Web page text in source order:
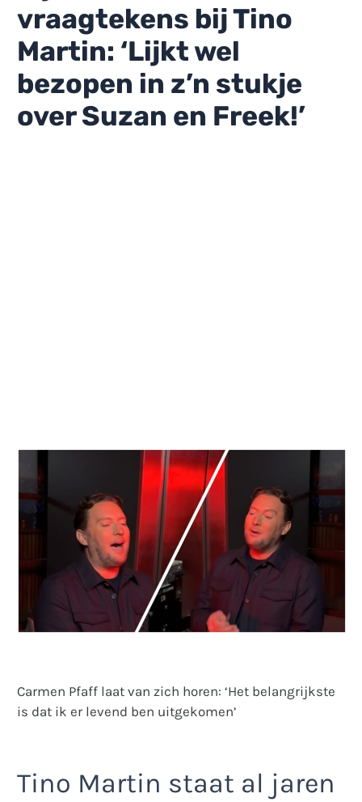
vraagtekens bij Tino
Martin: ‘Lijkt wel
bezopen in z’n stukje
over Suzan en Freek!’
Carmen Pfaff laat van zich horen: ‘Het belangrijkste
is dat ik er levend ben uitgekomen’
Tino Martin staat al jaren